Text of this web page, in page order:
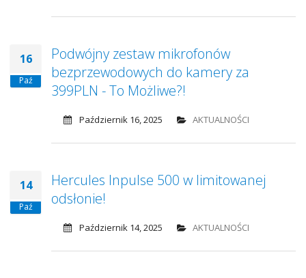
16
Paź
Podwójny zestaw mikrofonów
bezprzewodowych do kamery za
399PLN - To Możliwe?!
Październik 16, 2025 AKTUALNOŚCI
14
Paź
Hercules Inpulse 500 w limitowanej
odsłonie!
Październik 14, 2025 AKTUALNOŚCI